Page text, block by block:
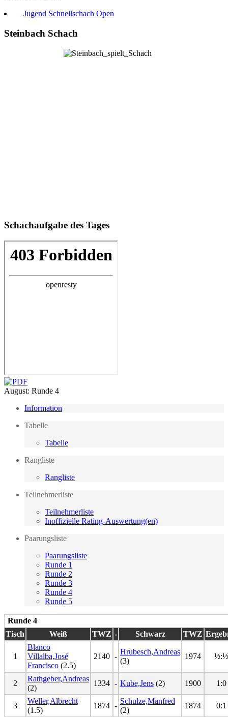
Jugend Schnellschach Open
Steinbach Schach
Schachaufgabe des Tages
August: Runde 4
Information
Tabelle
Tabelle
Rangliste
Rangliste
Teilnehmerliste
Teilnehmerliste
Inoffizielle Rating-Auswertung(en)
Paarungsliste
Paarungsliste
Runde 1
Runde 2
Runde 3
Runde 4
Runde 5
Runde 4
Tisch
Weiß TWZ - Schwarz TWZ
1
Blanco
Villalba,José
Francisco(2.5)
2140 -
Hrubesch,Andreas
(3)
1974 ½:½
2
Rathgeber,Andreas
(2)
1334 - Kube,Jens(2) 1900 1:0
3
Weller,Albrecht
(1.5)
1874 -
Schulze,Manfred
(2)
1874 0:1